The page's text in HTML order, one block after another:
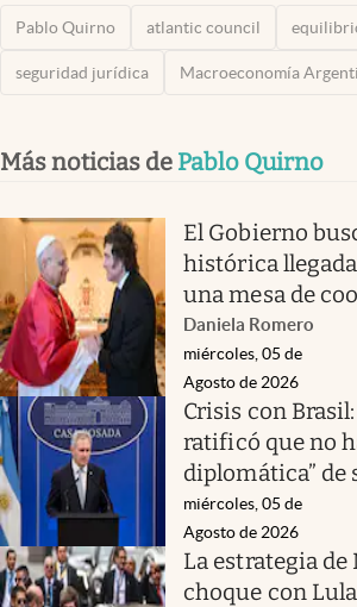
Pablo Quirno atlantic council
seguridad jurídica Macroeconomía
Más noticias de Pablo Quirno
El Gobierno
histórica
una mesa de
Daniela Romero
miércoles, 05 de
Agosto de 2026
Crisis con
ratificó que no
diplomática” de
miércoles, 05 de
Agosto de 2026
La estrategia de
choque con